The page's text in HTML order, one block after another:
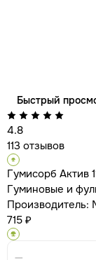
Быстрый
4.8
113 отзывов
Гумисорб Актив
Гуминовые и
Производитель:
715 ₽